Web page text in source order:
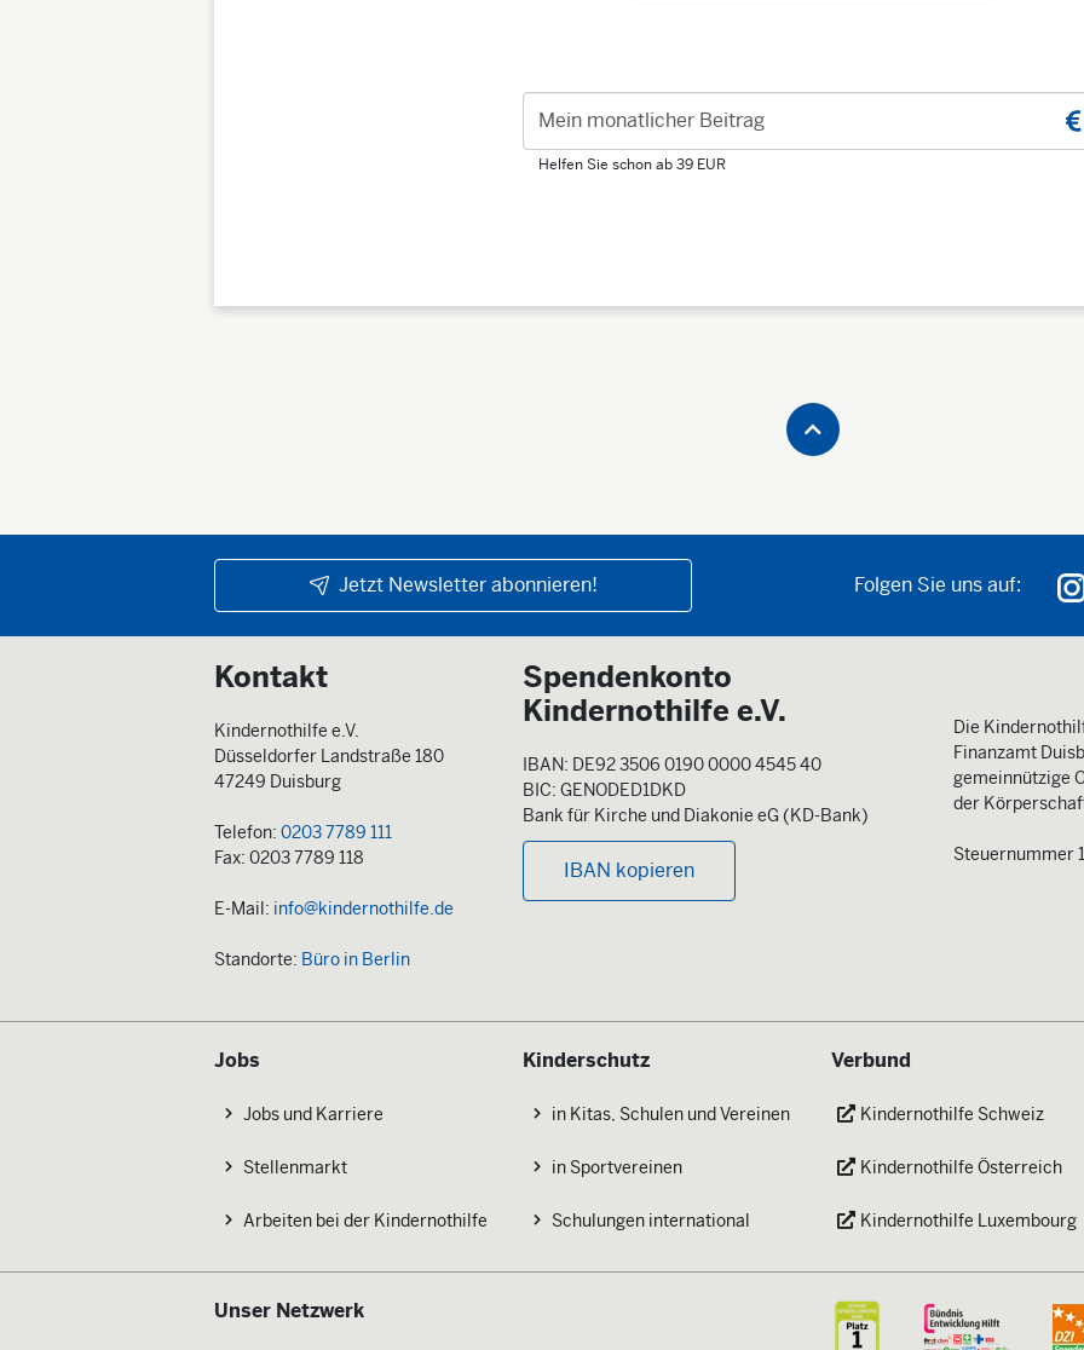
Mein monatlicher Beitrag
Helfen Sie schon ab 39 EUR
Jetzt Newsletter abonnieren! Folgen Sie uns auf:
Kontakt
Kindernothilfe e.V.
Düsseldorfer Landstraße 180
47249 Duisburg
Telefon: 0203 7789 111
Fax: 0203 7789 118
E-Mail: info@kindernothilfe.de
Standorte: Büro in Berlin
Spendenkonto
Kindernothilfe e.V.
IBAN: DE92 3506 0190 0000 4545 40
BIC: GENODED1DKD
Bank für Kirche und Diakonie eG (KD-Bank)
IBAN kopieren
Die
Finanzamt
gemeinnützige
der
Steuernummer
Jobs
Jobs und Karriere
Stellenmarkt
Arbeiten bei der Kindernothilfe
Kinderschutz
in Kitas, Schulen und Vereinen
in Sportvereinen
Schulungen international
Verbund
Kindernothilfe Schweiz
Kindernothilfe Österreich
Kindernothilfe Luxembourg
Unser Netzwerk